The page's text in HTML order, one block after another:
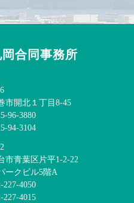
合同事務所
市開北１丁目8-45
96-3880
94-3104
市青葉区片平1-2-22
ークビル5階A
227-4050
227-4015